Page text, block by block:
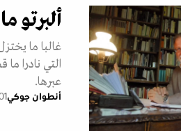
ألبرتو
غالبا ما
التي نادرا
عبرها.
أنطوان جوكي01 أبريل